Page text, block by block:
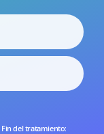
Fin del tratamiento: